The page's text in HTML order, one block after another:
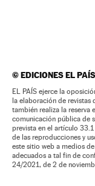
©EDICIONES EL PAÍS
EL PAÍS ejerce la
la elaboración de revistas
también realiza la reserva
comunicación pública de
prevista en el artículo
de las reproducciones y
este sitio web a medios
adecuados a tal fin de
24/2021, de 2 de